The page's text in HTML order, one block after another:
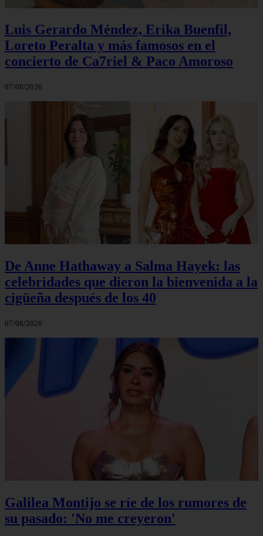
Luis Gerardo Méndez, Erika Buenfil,
Loreto Peralta y más famosos en el
concierto de Ca7riel & Paco Amoroso
07/08/2026
De Anne Hathaway a Salma Hayek: las
celebridades que dieron la bienvenida a la
cigüeña después de los 40
07/08/2026
Galilea Montijo se ríe de los rumores de
su pasado: 'No me creyeron'